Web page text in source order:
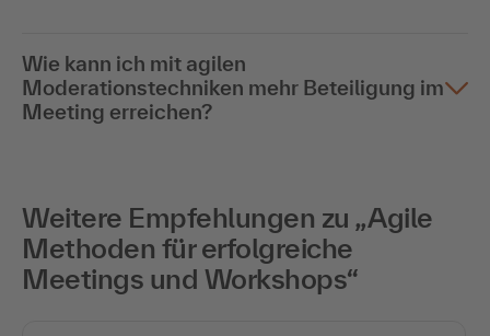
Wie kann ich mit agilen
Moderationstechniken mehr Beteiligung im
Meeting erreichen?
Weitere Empfehlungen zu „Agile
Methoden für erfolgreiche
Meetings und Workshops“